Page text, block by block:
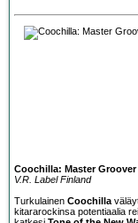
Coochilla: Master Groover
V.R. Label Finland
Turkulainen Coochilla
kitararockinsa potentiaalia